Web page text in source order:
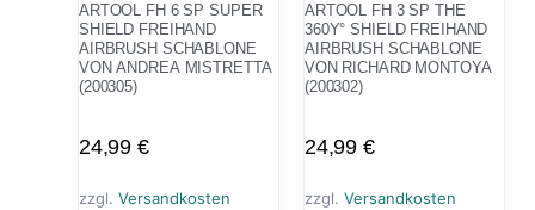
ARTOOL FH 6 SP SUPER
SHIELD FREIHAND
AIRBRUSH SCHABLONE
VON ANDREA MISTRETTA
(200305)
24,99 €
zzgl. Versandkosten
ARTOOL FH 3 SP THE
360Y° SHIELD FREIHAND
AIRBRUSH SCHABLONE
VON RICHARD MONTOYA
(200302)
24,99 €
zzgl. Versandkosten